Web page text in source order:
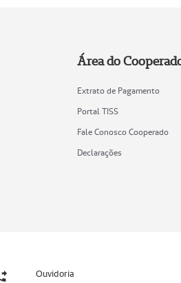
Área do
Extrato de Pagamento
Portal TISS
Fale Conosco Cooperado
Declarações
Ouvidoria